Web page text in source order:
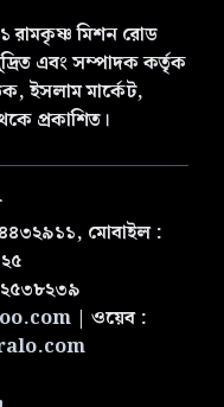
রামকৃষ্ণ মিশন রোড
এবং সম্পাদক কর্তৃক
ইসলাম মার্কেট,
প্রকাশিত।
মোবাইল :
| ওয়েব :